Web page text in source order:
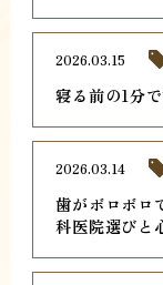
寝る前の1分
2026.03.15
歯がボロボロ
科医院選びと
2026.03.14